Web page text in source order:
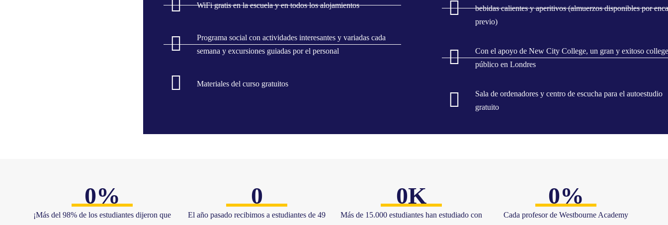
WiFi gratis en la escuela y en todos los alojamientos
Programa social con actividades interesantes y variadas cada
semana y excursiones guiadas por el personal
Materiales del curso gratuitos
bebidas calientes y aperitivos (almuerzos disponibles por
previo)
Con el apoyo de New City College, un gran y exitoso
público en Londres
Sala de ordenadores y centro de escucha para el autoestudio
gratuito
0%
¡Más del 98% de los estudiantes dijeron que
0
El año pasado recibimos a estudiantes de 49
0K
Más de 15.000 estudiantes han estudiado con
0%
Cada profesor de Westbourne Academy